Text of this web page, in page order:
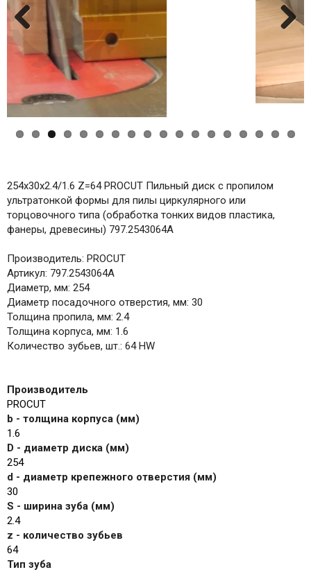
ous
254x30x2.4/1.6 Z=64 PROCUT Пильный диск с пропилом
ультратонкой формы для пилы циркулярного или
торцовочного типа (обработка тонких видов пластика,
фанеры, древесины) 797.2543064A
Производитель: PROCUT
Артикул: 797.2543064A
Диаметр, мм: 254
Диаметр посадочного отверстия, мм: 30
Толщина пропила, мм: 2.4
Толщина корпуса, мм: 1.6
Количество зубьев, шт.: 64 HW
Производитель
PROCUT
b - толщина корпуса (мм)
1.6
D - диаметр диска (мм)
254
d - диаметр крепежного отверстия (мм)
30
S - ширина зуба (мм)
2.4
z - количество зубьев
64
Тип зуба